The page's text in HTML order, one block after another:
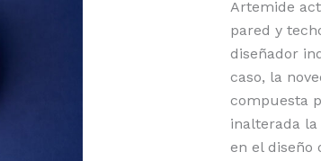
Artemide
pared y
diseñador
caso, la
compuesta
inalterada
en el diseño